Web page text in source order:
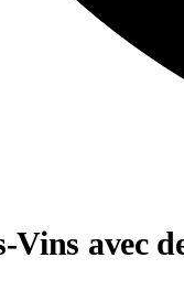
avec